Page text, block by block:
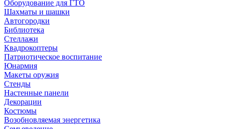
Оборудование для ГТО
Шахматы и шашки
Автогородки
Библиотека
Стеллажи
Квадрокоптеры
Патриотическое воспитание
Юнармия
Макеты оружия
Стенды
Настенные панели
Декорации
Костюмы
Возобновляемая энергетика